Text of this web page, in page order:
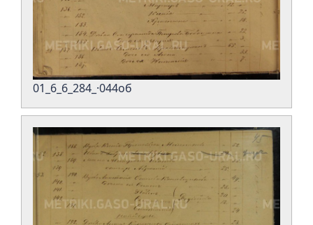
01_6_6_284_·044об